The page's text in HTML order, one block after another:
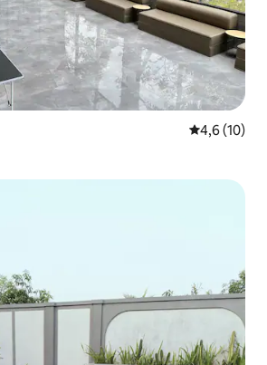
Évaluation
4,6 (10)